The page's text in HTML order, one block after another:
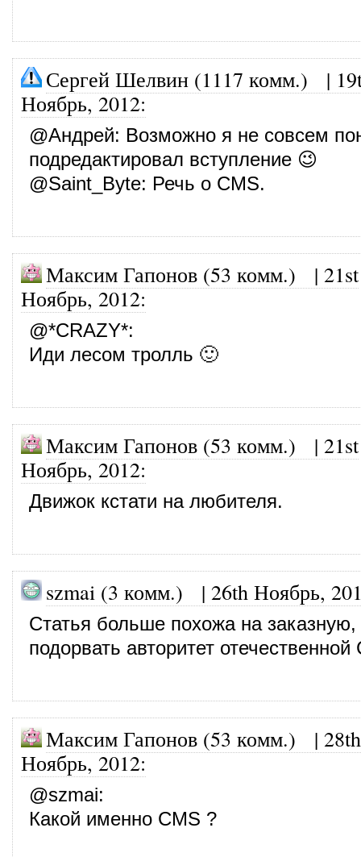
Сергей Шелвин (1117 комм.) |
Ноябрь, 2012:
@Андрей: Возможно я не совсем
подредактировал вступление 😉
@Saint_Byte: Речь о CMS.
Максим Гапонов (53 комм.) | 21st
Ноябрь, 2012:
@*CRAZY*:
Иди лесом тролль 🙂
Максим Гапонов (53 комм.) | 21st
Ноябрь, 2012:
Движок кстати на любителя.
szmai (3 комм.) | 26th Ноябрь,
Статья больше похожа на
подорвать авторитет отечественной
Максим Гапонов (53 комм.) | 28th
Ноябрь, 2012:
@szmai:
Какой именно CMS ?